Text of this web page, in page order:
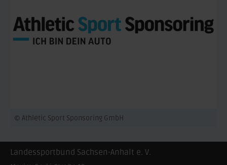
© Athletic Sport Sponsoring GmbH
Landessportbund Sachsen-Anhalt e. V.